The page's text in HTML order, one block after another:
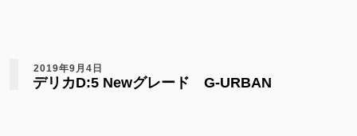
2019年9月4日
デリカD:5 Newグレード G-URBAN